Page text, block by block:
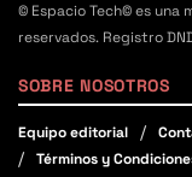
© Espacio Tech© es una
reservados. Registro
SOBRE NOSOTROS
Equipo editorial
Términos y